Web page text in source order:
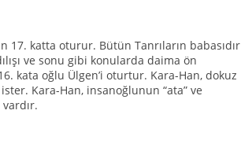
17. katta oturur. Bütün Tanrıların babasıdır
ve sonu gibi konularda daima ön
kata oğlu Ülgen’i oturtur. Kara-Han, dokuz
Kara-Han, insanoğlunun “ata” ve